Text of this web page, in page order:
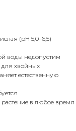
(pH 5,0–6,5)
воды недопустим
для хвойных
естественную
в любое время